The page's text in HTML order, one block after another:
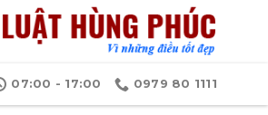
07:00 - 17:00 0979 80 1111